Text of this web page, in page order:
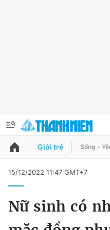
QUẢNG CÁO
Đổi mật khẩu
Giới trẻ Sống -
15/12/2022 11:47 GMT+7
Nữ sinh có